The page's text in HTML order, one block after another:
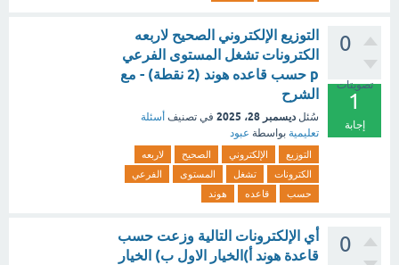
0
تصويتات
1
إجابة
التوزيع الإلكتروني الصحيح لاربعه
الكترونات تشغل المستوى الفرعي
p حسب قاعده هوند (2 نقطة) - مع
الشرح
سُئل ديسمبر 28، 2025 في تصنيف أسئلة
تعليمية بواسطة عبود
التوزيع الإلكتروني الصحيح
لاربعه
الكترونات
تشغل المستوى
الفرعي
حسب
قاعده هوند
0
أي الإلكترونات التالية وزعت حسب
قاعدة هوند أ)الخيار الاول ب) الخيار